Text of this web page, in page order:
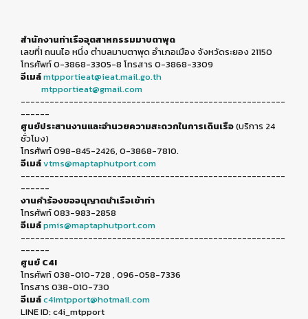
สำนักงานท่าเรืออุตสาหกรรมมาบตาพุด
เลขที่1 ถนนไอ หนึ่ง ตำบลมาบตาพุด อำเภอเมือง จังหวัดระยอง 21150
โทรศัพท์ 0-3868-3305-8 โทรสาร 0-3868-3309
อีเมล์mtpportieat@ieat.mail.go.th
mtpportieat@gmail.com
-------------------------------------------------------
------
ศูนย์ประสานงานและอำนวยความสะดวกในการเดินเรือ(บริการ 24
ชั่วโมง)
โทรศัพท์ 098-845-2426, 0-3868-7810.
อีเมล์vtms@maptaphutport.com
-------------------------------------------------------
------
งานคำร้องขออนุญาตนำเรือเข้าท่า
โทรศัพท์ 083-983-2858
อีเมล์pmis@maptaphutport.com
-------------------------------------------------------
------
ศูนย์ C4I
โทรศัพท์ 038-010-728 , 096-058-7336
โทรสาร 038-010-730
อีเมล์c4imtpport@hotmail.com
LINE ID: c4i_mtpport